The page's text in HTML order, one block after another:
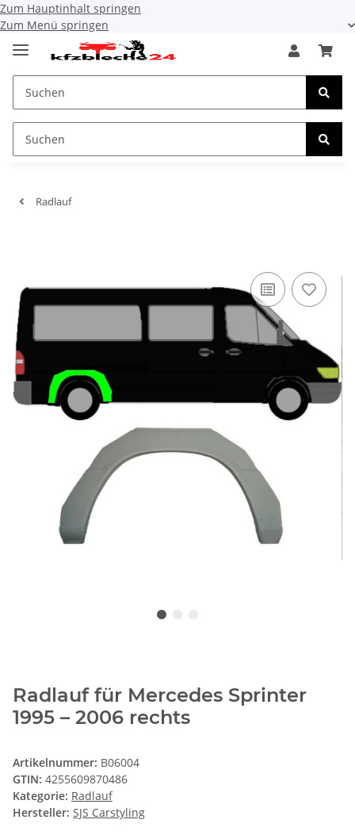
Zum Hauptinhalt springen
Zum Menü springen
Radlauf
Radlauf für Mercedes Sprinter
1995 – 2006 rechts
Artikelnummer: B06004
GTIN: 4255609870486
Kategorie: Radlauf
Hersteller: SJS Carstyling